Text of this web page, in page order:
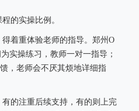
的实操比例。
着重体验老师的指导。郑州O
实操练习，教师一对一指导；
，老师会不厌其烦地详细指
的注重后续支持，有的则上完